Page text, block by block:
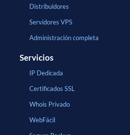
Distribuidores
Servidores VPS
Administración completa
Servicios
IP Dedicada
Certificados SSL
Whois Privado
WebFácil